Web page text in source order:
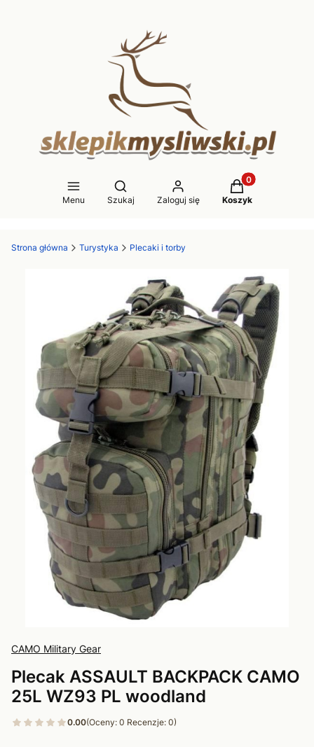
Menu
Otwórz wyszukiwarkę
Szukaj Zaloguj się
Produkty w
Koszyk
Strona główna Turystyka Plecaki i torby
CAMO Military Gear
Plecak ASSAULT BACKPACK CAMO
25L WZ93 PL woodland
0.00(Oceny: 0 Recenzje: 0)